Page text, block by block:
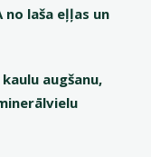
laša eļļas un
augšanu,